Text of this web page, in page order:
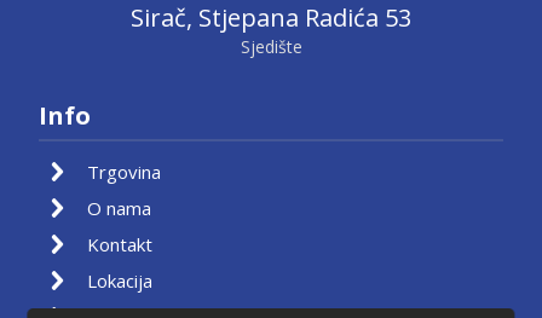
Sirač, Stjepana Radića 53
Sjedište
Info
Trgovina
O nama
Kontakt
Lokacija